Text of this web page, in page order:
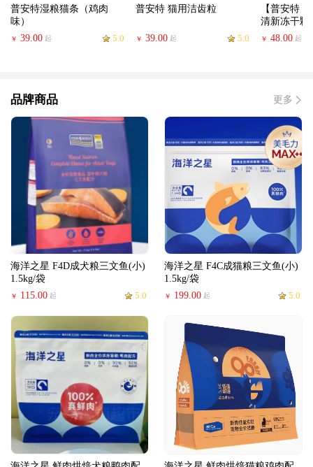
普安特湿粮猫条（鸡肉
味）
￥ 39.00 起 5.0
普安特 猫用洁齿粒
￥ 39.00 起 5.0
【普安特
清新冻干颗
￥ 48.00 起
品牌商品 更多
海洋之星 F4D成犬粮三文鱼(小)
1.5kg/袋
￥ 115.00 起 5.0
海洋之星 F4C成猫粮三文鱼(小)
1.5kg/袋
￥ 199.00 起 5.0